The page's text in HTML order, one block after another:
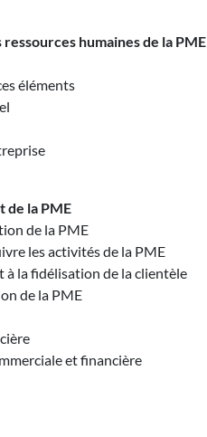
humaines de la PME
éléments
de la PME
de la PME
les activités de la PME
à la fidélisation de la clientèle
de la PME
et financière